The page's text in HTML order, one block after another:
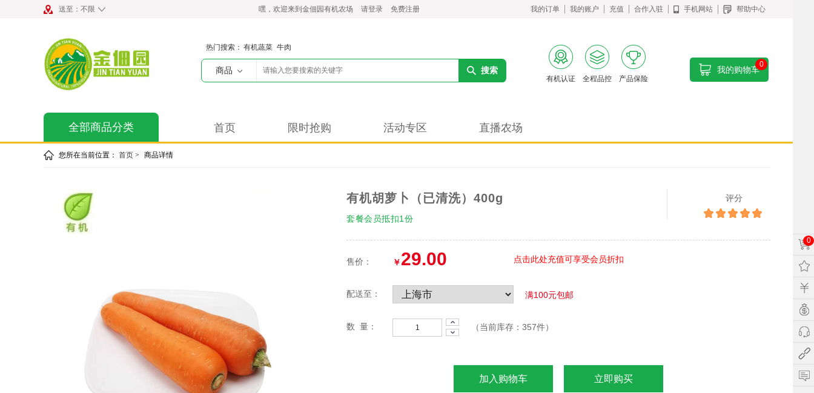
送至： 不限 嘿，欢迎来到金佃园有机农场 请登录 免费注册 我的订单 我的账户 充值 合作入驻 手机网站 帮助中心
热门搜索： 有机蔬菜 牛肉
商品 搜索
有机认证 全程品控 产品保险
我的购物车
0
全部商品分类 首页 限时抢购 活动专区 直播农场
您所在当前位置： 首页 > 商品详情
有机胡萝卜（已清洗）400g
套餐会员抵扣1份
评分
售价： ￥29.00 点击此处充值可享受会员折扣
配送至： 满100元包邮
数 量： （当前库存： 357件）
加入购物车 立即购买
0